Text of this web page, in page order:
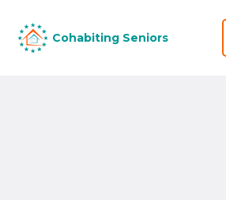
Cohabiting Seniors
Cohabiting Seniors